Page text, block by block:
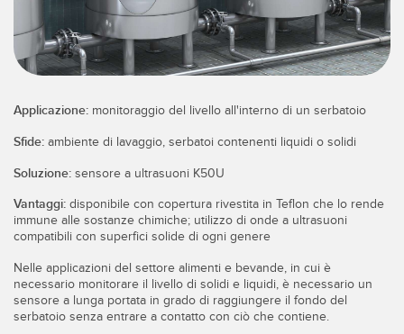
3D Time-of-Flight
Sensori radar
Amplificatori a fibra ottica
Sensori di luminescenza, colori e tacche di registro
Sensori di temperatura
Monitoraggio delle condizioni: manutenzione predittiva e
preventiva
Monitoraggio remoto
Overall Equipment Effectiveness (OEE)
Richiesta di componenti, servizi o prelievo di pallet
Rilevamento del bordo iniziale
Monitoraggio del livello di un serbatoio
LINK CORRELATI
Applicazione: monitoraggio del livello all'interno di un serbatoio
Sfide: ambiente di lavaggio, serbatoi contenenti liquidi o solidi
Soluzione: sensore a ultrasuoni K50U
Vantaggi: disponibile con copertura rivestita in Teflon che lo rende
immune alle sostanze chimiche; utilizzo di onde a ultrasuoni
compatibili con superfici solide di ogni genere
Nelle applicazioni del settore alimenti e bevande, in cui è
necessario monitorare il livello di solidi e liquidi, è necessario un
sensore a lunga portata in grado di raggiungere il fondo del
serbatoio senza entrare a contatto con ciò che contiene.